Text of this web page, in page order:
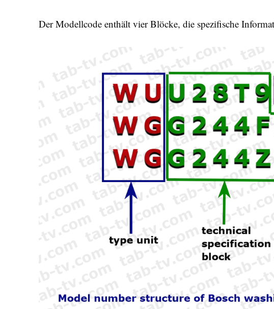
Der Modellcode enthält vier Blöcke, die spezifische